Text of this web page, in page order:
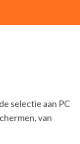
selectie aan PC
van